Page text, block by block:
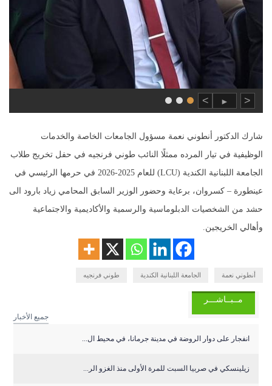
<
►
>
شارك الدكتور أنطوني نعمة مسؤول الجامعات الخاصة والخدمات
الوظيفية في تيار المرده ممثلًا النائب طوني فرنجيه في حفل تخريج طلاب
الجامعة اللبنانية الكندية (LCU) للعام 2025-2026 في حرمها الرئيسي في
عينطورة – كسروان، برعاية وحضور الوزير السابق المحامي زياد بارود الى
حشد من الشخصيات الدبلوماسية والرسمية والأكاديمية والاجتماعية
وأهالي الخريجين.
أنطوني نعمة الجامعة اللبنانية الكندية طوني فرنجيه
مــبــاشـــر
جميع الأخبار
انفجار على دوار الروضة في مدينة جرمانا، في محيط ال...
زيلينسكي في صربيا السبت للمرة الأولى منذ الغزو الر...